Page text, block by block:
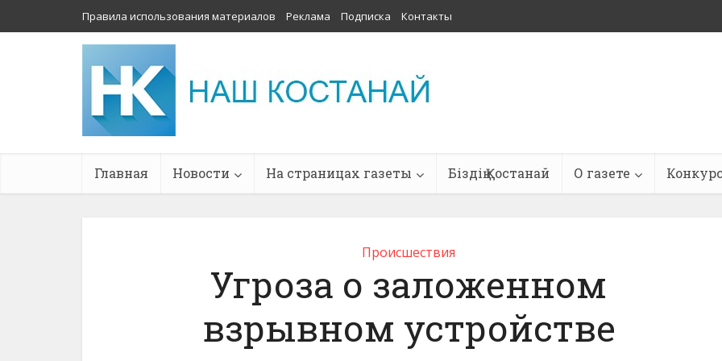
Правила использования материалов Реклама Подписка Контакты
Главная Новости На страницах газеты Біздің Қостанай О газете
Проиcшествия
Угроза о заложенном
взрывном устройстве